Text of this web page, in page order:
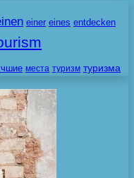
einer eines entdecken
места туризм туризма